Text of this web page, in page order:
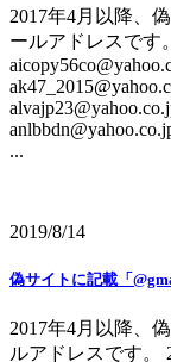
2017年4月以降、
ールアドレスです
...
2019/8/14
偽サイトに記載「
2017年4月以降、
ルアドレスです。